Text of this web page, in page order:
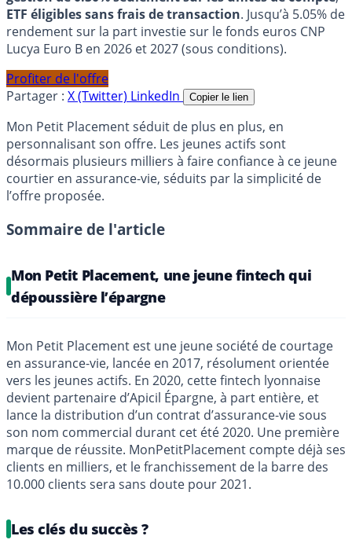
ETF éligibles sans frais de transaction. Jusqu’à 5.05% de
rendement sur la part investie sur le fonds euros CNP
Lucya Euro B en 2026 et 2027 (sous conditions).
Profiter de l'offre
Partager : X (Twitter) LinkedIn Copier le lien
Mon Petit Placement séduit de plus en plus, en
personnalisant son offre. Les jeunes actifs sont
désormais plusieurs milliers à faire confiance à ce jeune
courtier en assurance-vie, séduits par la simplicité de
l’offre proposée.
Sommaire de l'article
Mon Petit Placement, une jeune fintech qui
dépoussière l’épargne
Mon Petit Placement est une jeune société de courtage
en assurance-vie, lancée en 2017, résolument orientée
vers les jeunes actifs. En 2020, cette fintech lyonnaise
devient partenaire d’Apicil Épargne, à part entière, et
lance la distribution d’un contrat d’assurance-vie sous
son nom commercial durant cet été 2020. Une première
marque de réussite. MonPetitPlacement compte déjà ses
clients en milliers, et le franchissement de la barre des
10.000 clients sera sans doute pour 2021.
Les clés du succès ?